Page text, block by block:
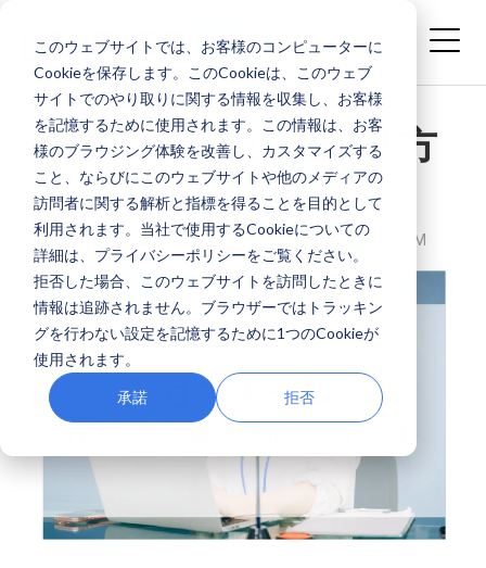
このウェブサイトでは、お客様のコンピューターに
Cookieを保存します。このCookieは、このウェブ
サイトでのやり取りに関する情報を収集し、お客様
を記憶するために使用されます。この情報は、お客
様のブラウジング体験を改善し、カスタマイズする
こと、ならびにこのウェブサイトや他のメディアの
訪問者に関する解析と指標を得ることを目的として
利用されます。当社で使用するCookieについての
詳細は、プライバシーポリシーをご覧ください。
拒否した場合、このウェブサイトを訪問したときに
情報は追跡されません。ブラウザーではトラッキン
グを行わない設定を記憶するために1つのCookieが
使用されます。
承諾 拒否
入力フォームの作り方
と基本のポイント
株式会社ユニリタプラス APR 30, 2026 4:36:20 PM